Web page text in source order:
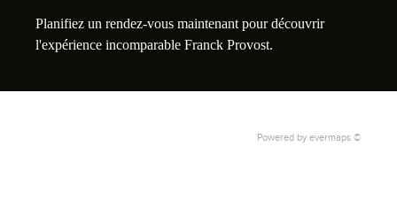
Planifiez un rendez-vous maintenant pour découvrir
l'expérience incomparable Franck Provost.
Powered by evermaps ©